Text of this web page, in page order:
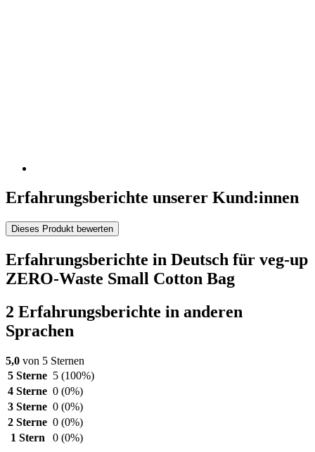
Erfahrungsberichte unserer Kund:innen
Dieses Produkt bewerten
Erfahrungsberichte in Deutsch für veg-up
ZERO-Waste Small Cotton Bag
2 Erfahrungsberichte in anderen
Sprachen
5,0 von 5 Sternen
5 Sterne 5 (100%)
4 Sterne 0 (0%)
3 Sterne 0 (0%)
2 Sterne 0 (0%)
1 Stern
0 (0%)